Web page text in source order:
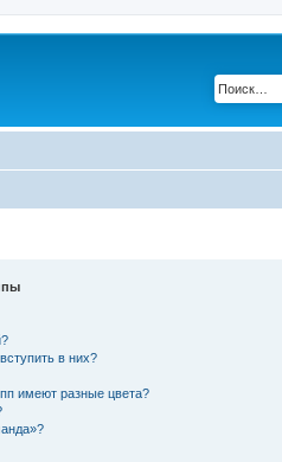
в них?
имеют разные цвета?